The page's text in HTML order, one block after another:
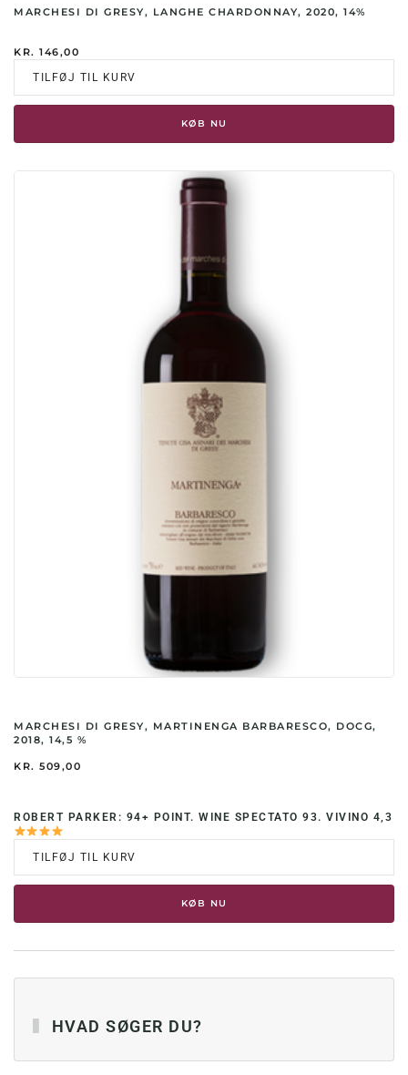
MARCHESI DI GRESY, LANGHE CHARDONNAY, 2020, 14%
KR. 146,00
TILFØJ TIL KURV
KØB NU
MARCHESI DI GRESY, MARTINENGA BARBARESCO, DOCG,
2018, 14,5 %
KR. 509,00
ROBERT PARKER: 94+ POINT. WINE SPECTATO 93. VIVINO 4,3
TILFØJ TIL KURV
KØB NU
HVAD SØGER DU?